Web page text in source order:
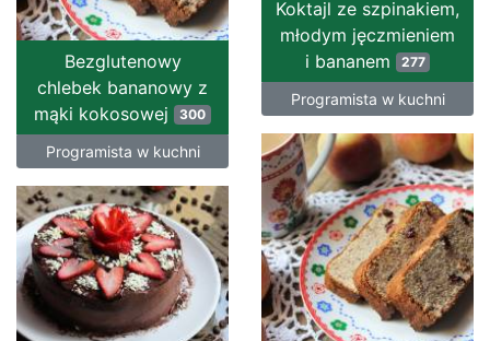
Koktajl ze szpinakiem,
młodym jęczmieniem
i bananem
277
Programista w kuchni
Bezglutenowy
chlebek bananowy z
mąki kokosowej 300
Programista w kuchni